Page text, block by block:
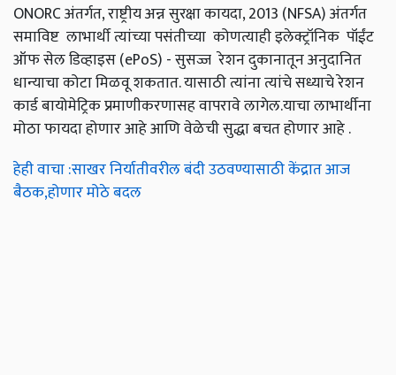
ONORC अंतर्गत, राष्ट्रीय अन्न सुरक्षा कायदा, 2013 (NFSA) अंतर्गत
समाविष्ट लाभार्थी त्यांच्या पसंतीच्या कोणत्याही इलेक्ट्रॉनिक पॉईंट
ऑफ सेल डिव्हाइस (ePoS) - सुसज्ज रेशन दुकानातून अनुदानित
धान्याचा कोटा मिळवू शकतात. यासाठी त्यांना त्यांचे सध्याचे रेशन
कार्ड बायोमेट्रिक प्रमाणीकरणासह वापरावे लागेल.याचा लाभार्थीना
मोठा फायदा होणार आहे आणि वेळेची सुद्धा बचत होणार आहे .
हेही वाचा :साखर निर्यातीवरील बंदी उठवण्यासाठी केंद्रात आज
बैठक,होणार मोठे बदल